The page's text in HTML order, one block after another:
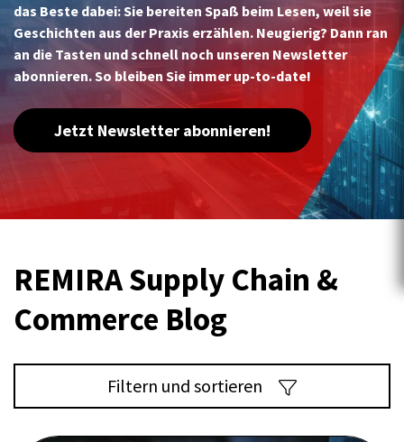
das Beste dabei: Sie bereiten Spaß beim Lesen, weil sie
Geschichten aus der Praxis erzählen. Neugierig? Dann ran
an die Tasten und schnell noch unseren Newsletter
abonnieren. So bleiben Sie immer up-to-date!
Jetzt Newsletter abonnieren!
REMIRA Supply Chain &
Commerce Blog
Filtern und sortieren